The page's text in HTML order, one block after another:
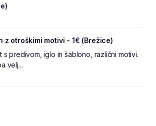
z otroškimi motivi - 1€ (Brežice)
s predivom, iglo in šablono, različni motivi.
velj...